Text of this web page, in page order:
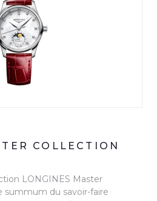
COLLECTION
LONGINES Master
summum du savoir-faire